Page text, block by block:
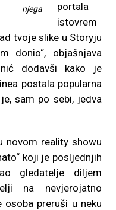
njega
portala
istovrem
tvoje slike u Storyju
donio“, objašnjava
dodavši kako je
postala popularna
sam po sebi, jedva
novom reality showu
koji je posljednjih
gledatelje diljem
na nevjerojatno
preruši u neku